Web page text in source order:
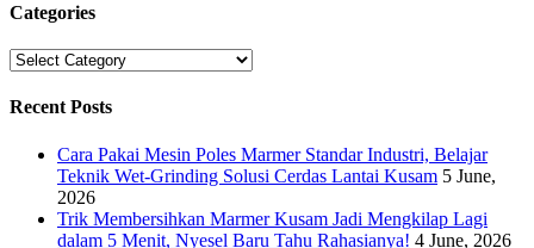
Categories
Categories
Recent Posts
Cara Pakai Mesin Poles Marmer Standar Industri, Belajar
Teknik Wet-Grinding Solusi Cerdas Lantai Kusam 5 June,
2026
Trik Membersihkan Marmer Kusam Jadi Mengkilap Lagi
dalam 5 Menit, Nyesel Baru Tahu Rahasianya! 4 June, 2026